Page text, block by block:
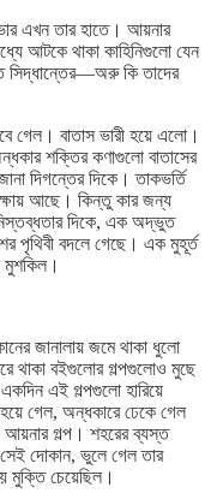
এখন তার হাতে। আয়নার
আটকে থাকা কাহিনিগুলো যেন
সিদ্ধান্তের—অরু কি তাদের
গেল। বাতাস ভারী হয়ে এলো।
শক্তির কণাগুলো বাতাসের
দিগন্তের দিকে। তাকভর্তি
আছে। কিন্তু কার জন্য
দিকে, এক অদ্ভুত
পৃথিবী বদলে গেছে। এক মুহূর্ত
মুশকিল।
জানালায় জমে থাকা ধুলো
থাকা বইগুলোর গল্পগুলোও মুছে
এই গল্পগুলো হারিয়ে
গেল, অন্ধকারে ঢেকে গেল
গল্প। শহরের ব্যস্ত
দোকান, ভুলে গেল তার
চেয়েছিল।